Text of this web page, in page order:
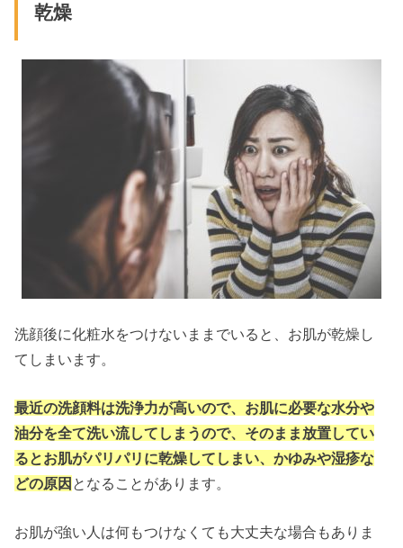
乾燥
洗顔後に化粧水をつけないままでいると、お肌が乾燥し
てしまいます。
最近の洗顔料は洗浄力が高いので、お肌に必要な水分や
油分を全て洗い流してしまうので、そのまま放置してい
るとお肌がパリパリに乾燥してしまい、かゆみや湿疹な
どの原因 となることがあります。
お肌が強い人は何もつけなくても大丈夫な場合もありま